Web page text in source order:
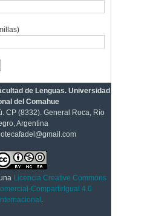
de Lenguas. Universidad
del Comahue
CP (8332). General Roca, Río
Argentina
Licencia Creative Commons
CompartirIgual 4.0
Internacional .